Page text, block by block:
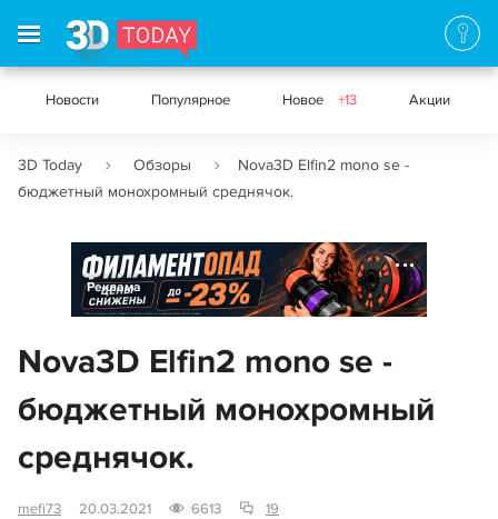
Новости Популярное Новое +13 Акции
3D Today Обзоры
Nova3D Elfin2 mono se -
бюджетный монохромный среднячок.
Реклама
Nova3D Elfin2 mono se -
бюджетный монохромный
среднячок.
mefi73 20.03.2021 6613 19